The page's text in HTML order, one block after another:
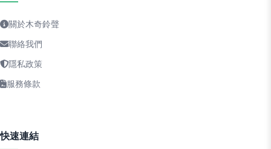
關於木奇鈴聲
聯絡我們
隱私政策
服務條款
快速連結